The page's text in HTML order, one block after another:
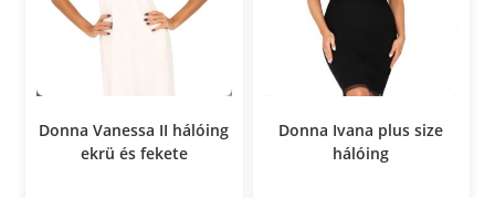
Donna Vanessa II hálóing
ekrü és fekete
Donna Ivana plus size
hálóing